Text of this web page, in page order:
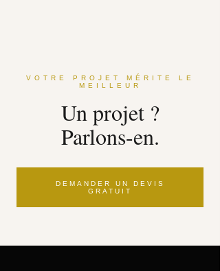
VOTRE PROJET MÉRITE LE
MEILLEUR
Un projet ?
Parlons-en.
DEMANDER UN DEVIS
GRATUIT